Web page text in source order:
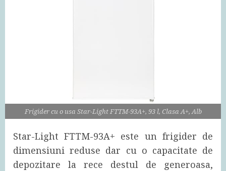
Frigider cu o usa Star-Light FTTM-93A+, 93 l, Clasa A+, Alb
Star-Light FTTM-93A+ este un frigider de
dimensiuni reduse dar cu o capacitate de
depozitare la rece destul de generoasa,